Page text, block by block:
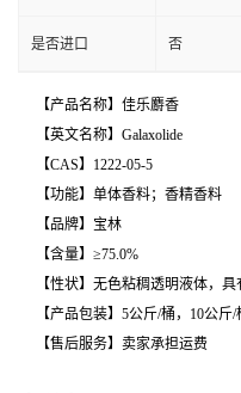
是否进口 否
【产品名称】佳乐麝香
【英文名称】Galaxolide
【CAS】1222-05-5
【功能】单体香料；香精香料
【品牌】宝林
【含量】≥75.0%
【性状】无色粘稠透明液体，
【产品包装】5公斤/桶，10公斤
【售后服务】卖家承担运费